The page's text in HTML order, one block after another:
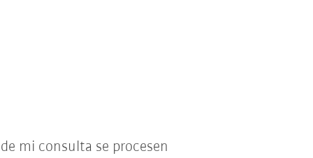
mi consulta se procesen